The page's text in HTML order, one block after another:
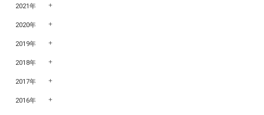
2021年
2020年
2019年
2018年
2017年
2016年